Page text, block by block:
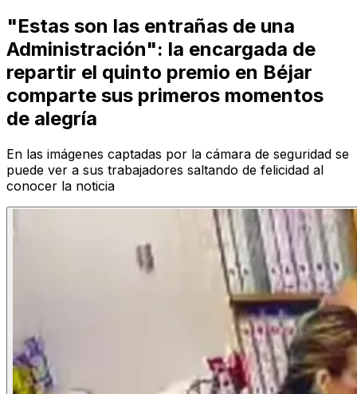
"Estas son las entrañas de una
Administración": la encargada de
repartir el quinto premio en Béjar
comparte sus primeros momentos
de alegría
En las imágenes captadas por la cámara de seguridad se
puede ver a sus trabajadores saltando de felicidad al
conocer la noticia